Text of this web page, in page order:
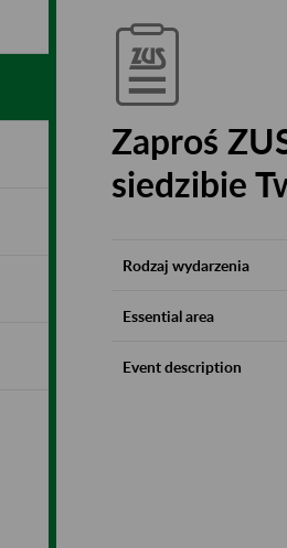
Zaproś
siedzibie
Rodzaj wydarzenia
Essential area
Event description